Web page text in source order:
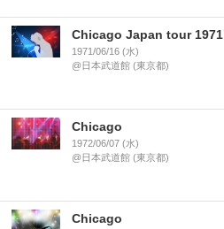
Chicago Japan tour 1971
1971/06/16 (水)
@日本武道館 (東京都)
Chicago
1972/06/07 (水)
@日本武道館 (東京都)
Chicago